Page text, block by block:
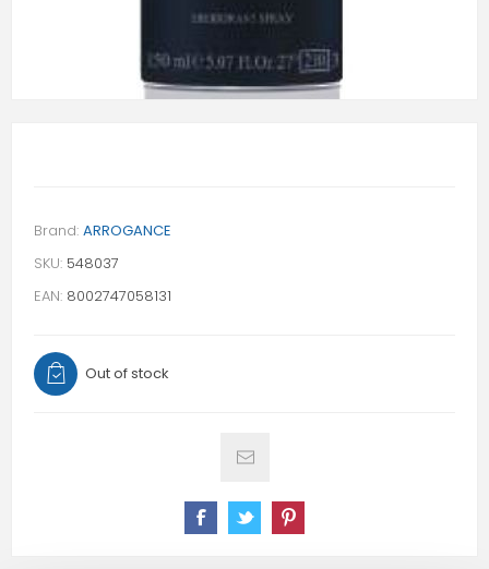
Brand: ARROGANCE
SKU: 548037
EAN: 8002747058131
Out of stock